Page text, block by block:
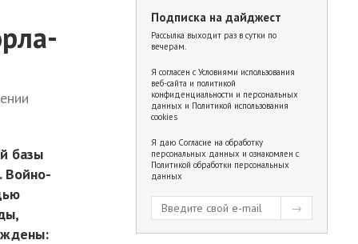
базы
Войно-
Подписка на дайджест
Рассылка выходит раз в сутки по
вечерам.
Я согласен с Условиями использования
веб-сайта и политикой
конфиденциальности и персональных
данных и Политикой использования
cookies
Я даю Согласие на обработку
персональных данных и ознакомлен с
Политикой обработки персональных
данных